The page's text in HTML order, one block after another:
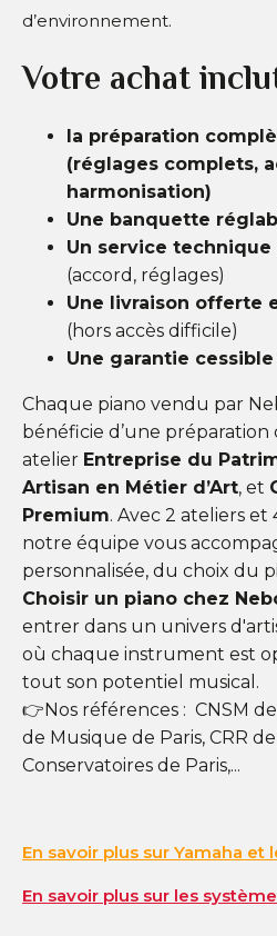
d’environnement.
Votre achat
la préparation
(réglages complets,
harmonisation)
Une banquette
Un service
(accord, réglages)
Une livraison offerte
(hors accès difficile)
Une garantie cessible
Chaque piano vendu par
bénéficie d’une
atelier Entreprise du
Artisan en Métier d’Art, et
Premium. Avec 2 ateliers et
notre équipe vous
personnalisée, du choix du
Choisir un piano chez
entrer dans un univers
où chaque instrument est
tout son potentiel musical.
👉Nos références : CNSM
de Musique de Paris, CRR
Conservatoires de Paris,...
En savoir plus sur Yamaha et
En savoir plus sur les